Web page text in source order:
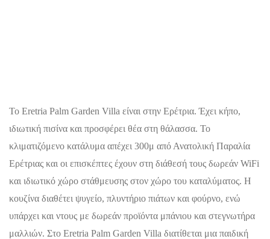
Το Eretria Palm Garden Villa είναι στην Ερέτρια. Έχει κήπο,
ιδιωτική πισίνα και προσφέρει θέα στη θάλασσα. Το
κλιματιζόμενο κατάλυμα απέχει 300μ από Ανατολική Παραλία
Ερέτριας και οι επισκέπτες έχουν στη διάθεσή τους δωρεάν WiFi
και ιδιωτικό χώρο στάθμευσης στον χώρο του καταλύματος. Η
κουζίνα διαθέτει ψυγείο, πλυντήριο πιάτων και φούρνο, ενώ
υπάρχει και ντους με δωρεάν προϊόντα μπάνιου και στεγνωτήρα
μαλλιών. Στο Eretria Palm Garden Villa διατίθεται μια παιδική